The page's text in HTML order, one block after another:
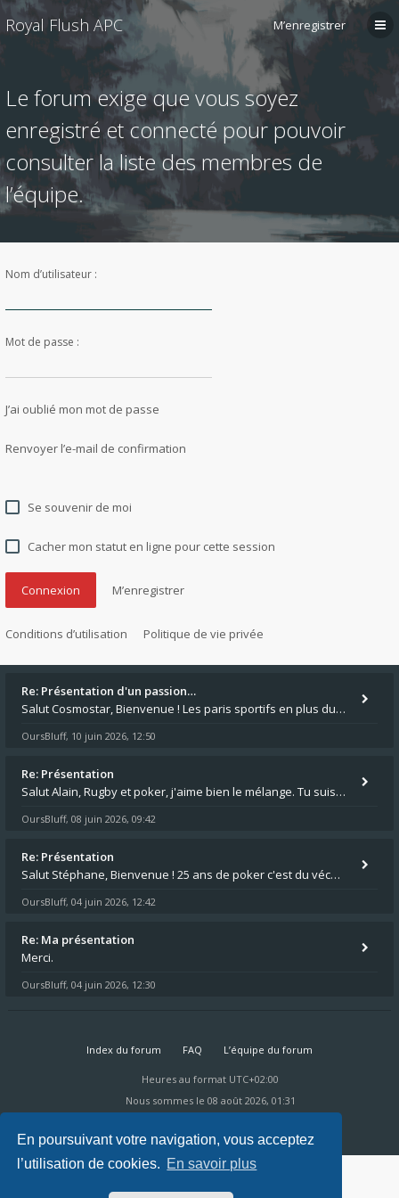
En poursuivant votre navigation, vous acceptez
l’utilisation de cookies. En savoir plus
Royal Flush APC M’enregistrer
Le forum exige que vous soyez
enregistré et connecté pour pouvoir
consulter la liste des membres de
l’équipe.
Nom d’utilisateur :
Mot de passe :
J’ai oublié mon mot de passe
Renvoyer l’e-mail de confirmation
Se souvenir de moi
Cacher mon statut en ligne pour cette session
M’enregistrer
Conditions d’utilisation Politique de vie privée
Re: Présentation d'un passion…
Salut Cosmostar, Bienvenue ! Les paris sportifs en plus du poker, c'est ce que je fais aussi. Surtout la NBA, je mise su
OursBluff, 10 juin 2026, 12:50
Re: Présentation
Salut Alain, Rugby et poker, j'aime bien le mélange. Tu suis le rugby du coin ? Moi j'essaie d'aller voir des matchs de
OursBluff, 08 juin 2026, 09:42
Re: Présentation
Salut Stéphane, Bienvenue ! 25 ans de poker c'est du vécu quand même. Moi je suis relativementnouveau (2018) mais j'ai a
OursBluff, 04 juin 2026, 12:42
Re: Ma présentation
Merci.
OursBluff, 04 juin 2026, 12:30
Index du forum FAQ L’équipe du forum
Heures au format UTC+02:00
Nous sommes le 08 août 2026, 01:31
Ravaio Theme by